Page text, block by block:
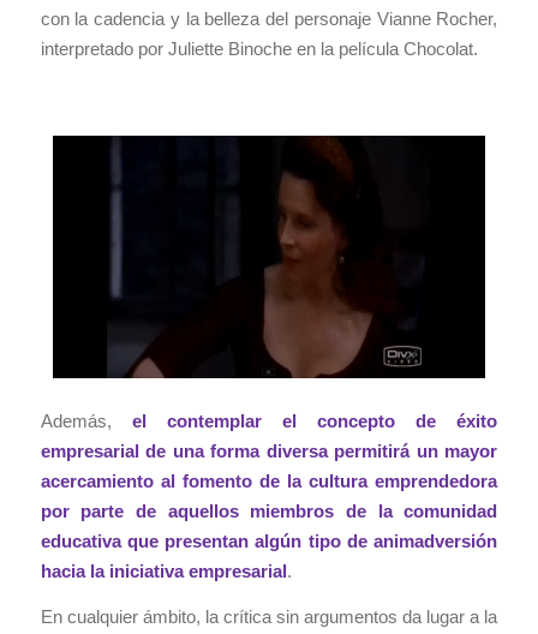
con la cadencia y la belleza del personaje Vianne Rocher,
interpretado por Juliette Binoche en la película Chocolat.
Además, el contemplar el concepto de éxito
empresarial de una forma diversa permitirá un mayor
acercamiento al fomento de la cultura emprendedora
por parte de aquellos miembros de la comunidad
educativa que presentan algún tipo de animadversión
hacia la iniciativa empresarial.
En cualquier ámbito, la crítica sin argumentos da lugar a la